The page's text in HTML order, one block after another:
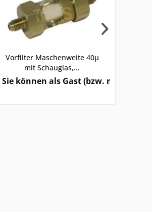
Preise sehen
Ihrem derzeitigen Status) keine
Vorfilter Maschenweite 40µ
mit Schauglas,...
Sie können als Gast (bzw. mit Ihrem